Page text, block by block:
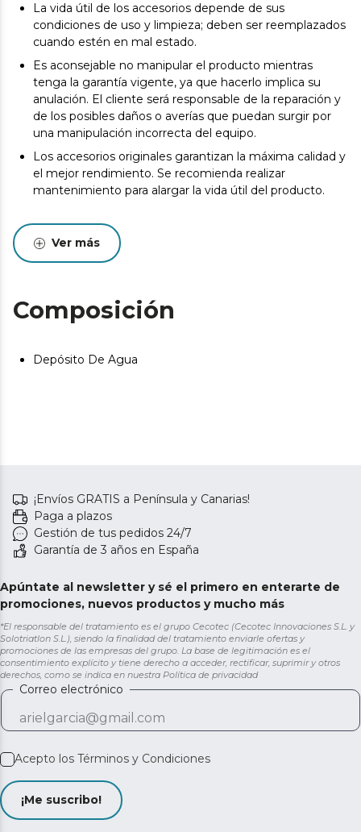
La vida útil de los accesorios depende de sus
condiciones de uso y limpieza; deben ser reemplazados
cuando estén en mal estado.
Es aconsejable no manipular el producto mientras
tenga la garantía vigente, ya que hacerlo implica su
anulación. El cliente será responsable de la reparación y
de los posibles daños o averías que puedan surgir por
una manipulación incorrecta del equipo.
Los accesorios originales garantizan la máxima calidad y
el mejor rendimiento. Se recomienda realizar
mantenimiento para alargar la vida útil del producto.
Ver más
Composición
Depósito De Agua
¡Envíos GRATIS a Península y Canarias!
Paga a plazos
Gestión de tus pedidos 24/7
Garantía de 3 años en España
Apúntate al newsletter y sé el primero en enterarte de
promociones, nuevos productos y mucho más
*El responsable del tratamiento es el grupo Cecotec (Cecotec Innovaciones S.L. y
Solotriatlon S.L.), siendo la finalidad del tratamiento enviarle ofertas y
promociones de las empresas del grupo. La base de legitimación es el
consentimiento explícito y tiene derecho a acceder, rectificar, suprimir y otros
derechos, como se indica en nuestra Política de privacidad
Correo electrónico
Acepto los Términos y Condiciones
¡Me suscribo!